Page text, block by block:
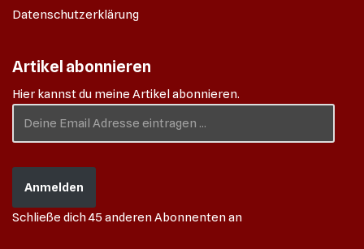
Datenschutzerklärung
Artikel abonnieren
Hier kannst du meine Artikel abonnieren.
Anmelden
Schließe dich 45 anderen Abonnenten an